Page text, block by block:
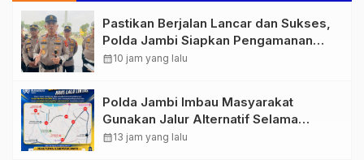
Pastikan Berjalan Lancar dan Sukses,
Polda Jambi Siapkan Pengamanan
Berlapis untuk 8.750 Pelari, 1.848
calendar_month10 jam yang lalu
Polda Jambi Imbau Masyarakat
Gunakan Jalur Alternatif Selama
Pelaksanaan Presisi Merdeka Run
calendar_month13 jam yang lalu